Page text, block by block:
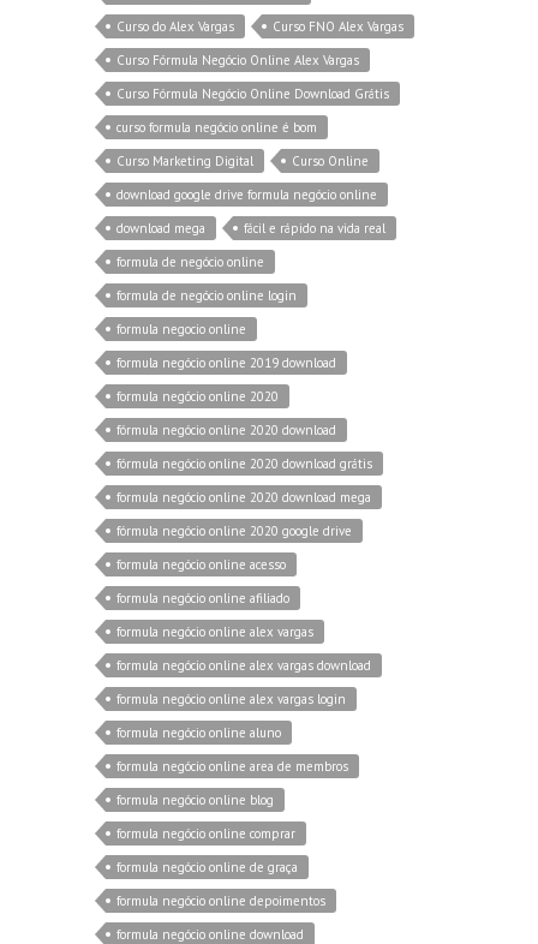
Curso do Alex Vargas
Curso FNO Alex Vargas
Curso Fórmula Negócio Online Alex Vargas
Curso Fórmula Negócio Online Download Grátis
curso formula negócio online é bom
Curso Marketing Digital
Curso Online
download google drive formula negócio online
download mega
fácil e rápido na vida real
formula de negócio online
formula de negócio online login
formula negocio online
formula negócio online 2019 download
formula negócio online 2020
fórmula negócio online 2020 download
fórmula negócio online 2020 download grátis
formula negócio online 2020 download mega
fórmula negócio online 2020 google drive
formula negócio online acesso
formula negócio online afiliado
formula negócio online alex vargas
formula negócio online alex vargas download
formula negócio online alex vargas login
formula negócio online aluno
formula negócio online area de membros
formula negócio online blog
formula negócio online comprar
formula negócio online de graça
formula negócio online depoimentos
formula negócio online download